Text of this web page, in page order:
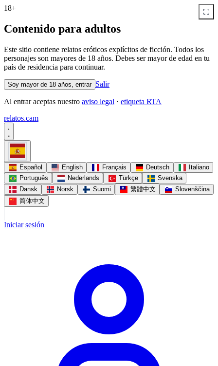
18+
Contenido para adultos
Este sitio contiene relatos eróticos explícitos de ficción. Todos los
personajes son mayores de 18 años. Debes ser mayor de edad en tu
país de residencia para continuar.
Soy mayor de 18 años, entrar Salir
Al entrar aceptas nuestro aviso legal · etiqueta RTA
relatos.cam
Español English Français Deutsch
Italiano
Português
Nederlands Türkçe
Svenska
Dansk
Norsk Suomi 繁體中文
Slovenščina
简体中文
Iniciar sesión